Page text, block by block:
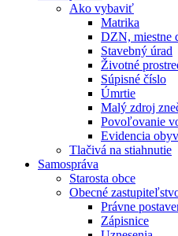
Ako vybaviť
Matrika
DZN, miestne
Stavebný úrad
Životné
Súpisné číslo
Úmrtie
Malý zdroj
Povoľovanie
Evidencia
Tlačivá na stiahnutie
Samospráva
Starosta obce
Obecné
Právne
Zápisnice